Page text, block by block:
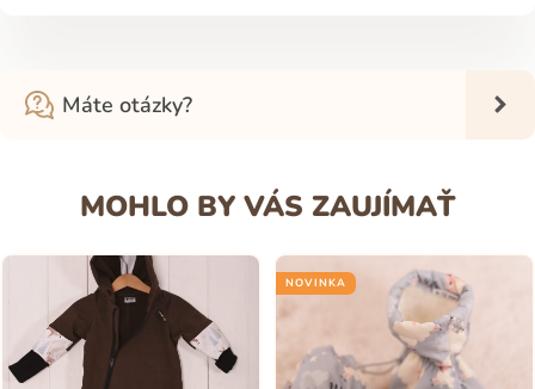
Máte otázky?
MOHLO BY VÁS ZAUJÍMAŤ
NOVINKA